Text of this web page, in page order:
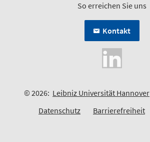
So erreichen Sie uns
Kontakt
© 2026: Leibniz Universität Hannover
Datenschutz
Barrierefreiheit